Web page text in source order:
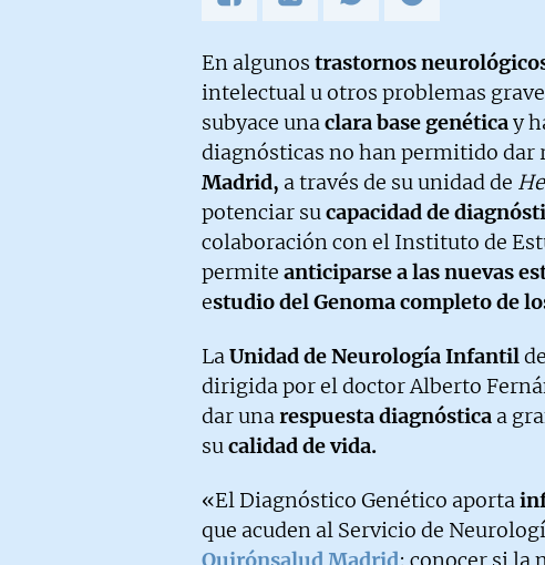
En algunos trastornos
intelectual u otros problemas
subyace unaclara base genéticay
diagnósticas no han permitido dar
Madrid, a través de su unidad de
potenciar sucapacidad de
colaboración con el Instituto de
permite anticiparse a las nuevas
estudio del Genoma completo de
LaUnidad de Neurología Infantil
dirigida por el doctor Alberto
dar unarespuesta diagnóstica a
sucalidad de vida.
«El Diagnóstico Genético aporta
que acuden al Servicio de
Quirónsalud Madrid: conocer si la